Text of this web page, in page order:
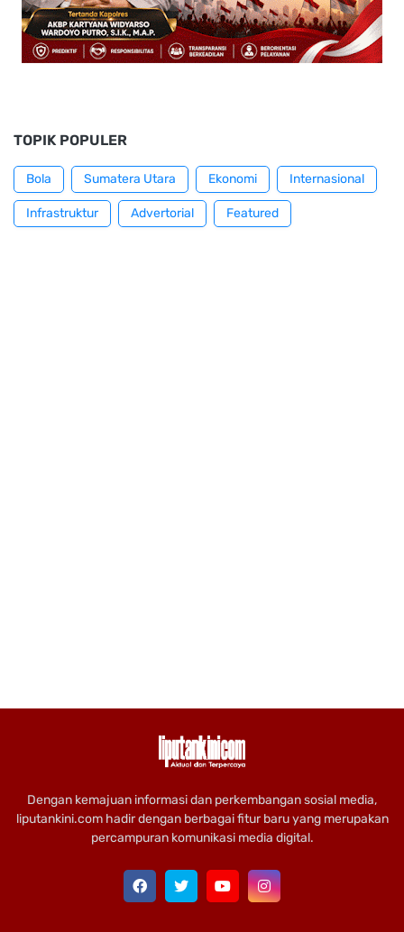
TOPIK POPULER
Bola Sumatera Utara Ekonomi Internasional
Infrastruktur Advertorial Featured
Dengan kemajuan informasi dan perkembangan sosial media,
liputankini.com hadir dengan berbagai fitur baru yang merupakan
percampuran komunikasi media digital.